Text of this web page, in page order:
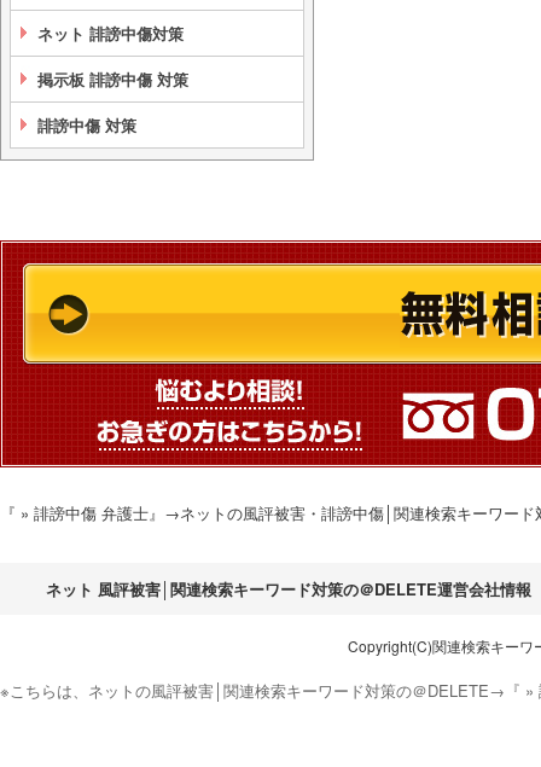
ネット 誹謗中傷対策
掲示板 誹謗中傷 対策
誹謗中傷 対策
『 » 誹謗中傷 弁護士』→ネットの風評被害・誹謗中傷│関連検索キーワー
ネット 風評被害│関連検索キーワード対策の＠DELETE運営会社情報
Copyright(C)関連検索キーワ
※こちらは、ネットの風評被害│関連検索キーワード対策の＠DELETE→『 »